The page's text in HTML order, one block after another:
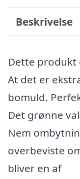
Beskrivelse
Dette produkt
At det er
bomuld.
Det grønne
Nem
overbeviste
bliver en af